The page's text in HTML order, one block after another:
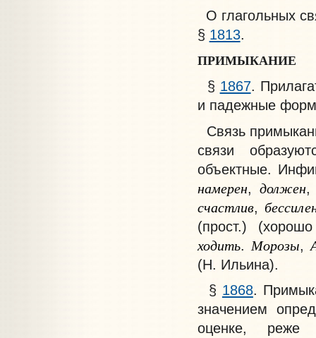
О глагольных
§ 1813.
ПРИМЫКАНИЕ
§ 1867.
и падежные
Связь
связи
объектные.
намерен,должен
счастлив,
(прост.)
ходить. Морозы
(Н. Ильина).
§ 1868.
значением
оценке,